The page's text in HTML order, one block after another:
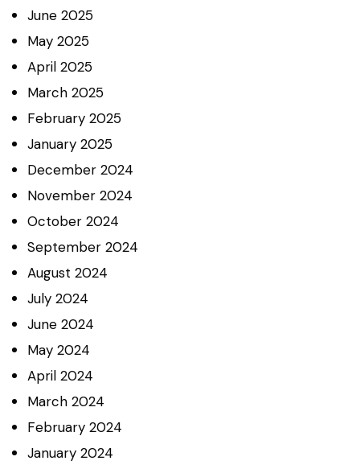
June 2025
May 2025
April 2025
March 2025
February 2025
January 2025
December 2024
November 2024
October 2024
September 2024
August 2024
July 2024
June 2024
May 2024
April 2024
March 2024
February 2024
January 2024